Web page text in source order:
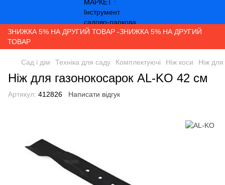
ЗНИЖКА 5% НА ДРУГИЙ ТОВАР -ЗНИЖКА 5% НА ДРУГИЙ
ТОВАР
Сад і дім Техніка для саду Комплектуючі Ніж коси Ніж
Ніж для газонокосарок AL-KO 42 см
Артикул: 412826 Написати відгук